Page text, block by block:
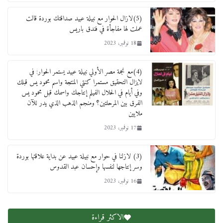
لأول فرع لمدارس لها بمصر في فينا بحضور ولي
العهد
(5)لازال الحوار مع نبيلة عبيد صداقتك بوردة قالت
عملت لها مفاجأة في فندق باريس
18 نوفمبر، 2023
(4)مع نجمة مصر الأولي نبيلة عبيد يستمر الحوار: في
لايزال التحقيق مستمرا كنتي المنتجة واسم محمود يس قبلك
وفي أيام في الحلال الفيلم إنتاجك واسمك قبل محمود يس
الفرق بين المرحلتين؟ ومنجم الذهب الذي يدر للآن
ملايين
17 نوفمبر، 2023
(3) لازلنا في حوار مع نبيلة عبيد عن بداية علاقتها بوردة
وسر إنتاجها لنفسها وإحسان عبد القدوس
16 نوفمبر، 2023
الاكثر قراءة